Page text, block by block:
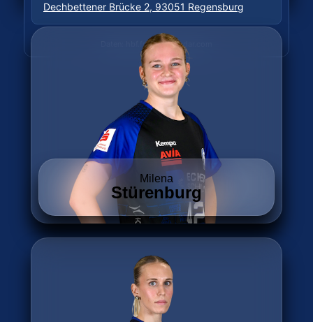
Daten: hbf.fmp.sportradar.com
Dechbettener Brücke 2, 93051 Regensburg
Daten: hbf.fmp.sportradar.com
Milena
Stürenburg